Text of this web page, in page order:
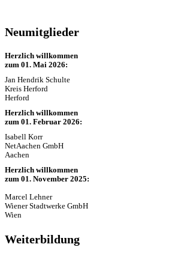
Neumitglieder
Herzlich willkommen
zum 01. Mai 2026:
Jan Hendrik Schulte
Kreis Herford
Herford
Herzlich willkommen
zum 01. Februar 2026:
Isabell Korr
NetAachen GmbH
Aachen
Herzlich willkommen
zum 01. November 2025:
Marcel Lehner
Wiener Stadtwerke GmbH
Wien
Weiterbildung